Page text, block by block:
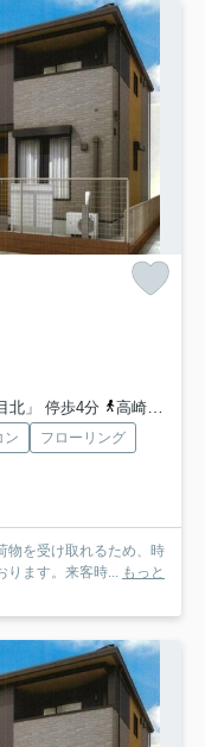
北」 停歩4分
高崎線「上尾」駅 バス28分 「栄六丁目栄北」 停歩3分
ン
フローリング
物を受け取れるため、時
ります。来客時... もっと